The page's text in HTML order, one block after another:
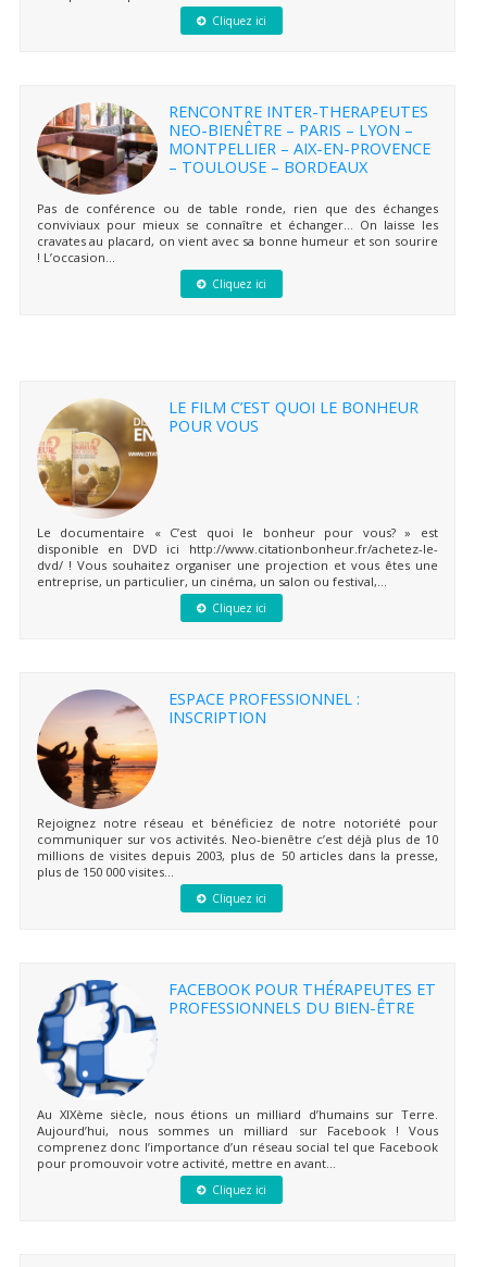
Cliquez ici
RENCONTRE INTER-THERAPEUTES
NEO-BIENÊTRE – PARIS – LYON –
MONTPELLIER – AIX-EN-PROVENCE
– TOULOUSE – BORDEAUX
Pas de conférence ou de table ronde, rien que des échanges
conviviaux pour mieux se connaître et échanger… On laisse les
cravates au placard, on vient avec sa bonne humeur et son sourire
! L’occasion...
Cliquez ici
LE FILM C’EST QUOI LE BONHEUR
POUR VOUS
Le documentaire « C’est quoi le bonheur pour vous? » est
disponible en DVD ici http://www.citationbonheur.fr/achetez-le-
dvd/ ! Vous souhaitez organiser une projection et vous êtes une
entreprise, un particulier, un cinéma, un salon ou festival,...
Cliquez ici
ESPACE PROFESSIONNEL :
INSCRIPTION
Rejoignez notre réseau et bénéficiez de notre notoriété pour
communiquer sur vos activités. Neo-bienêtre c’est déjà plus de 10
millions de visites depuis 2003, plus de 50 articles dans la presse,
plus de 150 000 visites...
Cliquez ici
FACEBOOK POUR THÉRAPEUTES ET
PROFESSIONNELS DU BIEN-ÊTRE
Au XIXème siècle, nous étions un milliard d’humains sur Terre.
Aujourd’hui, nous sommes un milliard sur Facebook ! Vous
comprenez donc l’importance d’un réseau social tel que Facebook
pour promouvoir votre activité, mettre en avant...
Cliquez ici